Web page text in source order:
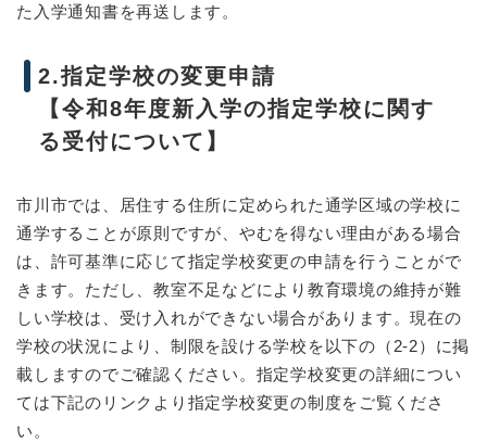
た入学通知書を再送します。
2.指定学校の変更申請
【令和8年度新入学の指定学校に関す
る受付について】
市川市では、居住する住所に定められた通学区域の学校に
通学することが原則ですが、やむを得ない理由がある場合
は、許可基準に応じて指定学校変更の申請を行うことがで
きます。ただし、教室不足などにより教育環境の維持が難
しい学校は、受け入れができない場合があります。現在の
学校の状況により、制限を設ける学校を以下の（2-2）に掲
載しますのでご確認ください。指定学校変更の詳細につい
ては下記のリンクより指定学校変更の制度をご覧くださ
い。